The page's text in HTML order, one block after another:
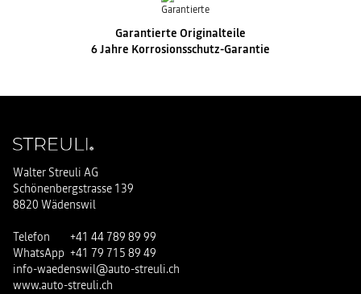
Garantierte Originalteile
6 Jahre Korrosionsschutz-Garantie
Walter Streuli AG
Schönenbergstrasse 139
8820 Wädenswil
Telefon
+41 44 789 89 99
WhatsApp +41 79 715 89 49
info-waedenswil@auto-streuli.ch
www.auto-streuli.ch